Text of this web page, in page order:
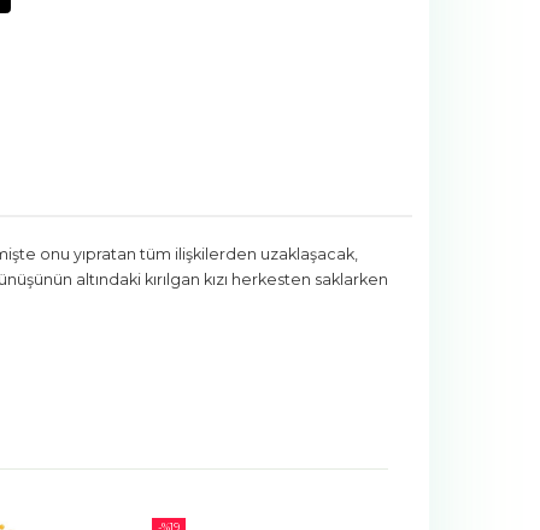
onu yıpratan tüm ilişkilerden uzaklaşacak,
altındaki kırılgan kızı herkesten saklarken
-%10